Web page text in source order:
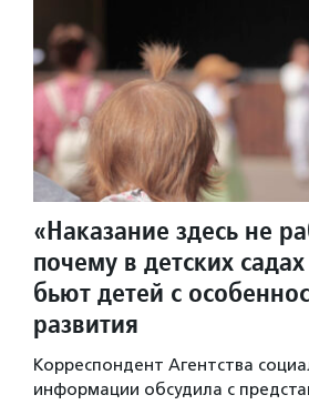
«Наказание здесь не
почему в детских
бьют детей с
развития
Корреспондент Агентства
информации обсудила с